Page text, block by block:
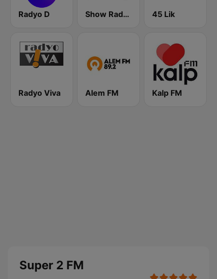
Radyo D Show Radyo 45 Lik
Radyo Viva Alem FM Kalp FM
Super 2 FM